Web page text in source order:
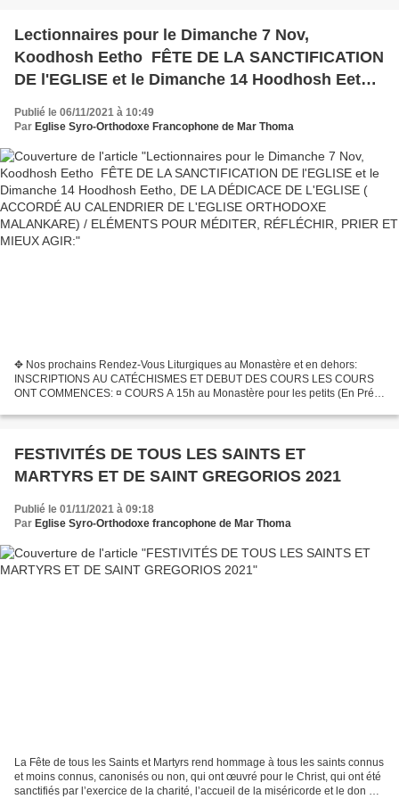
Lectionnaires pour le Dimanche 7 Nov,
Koodhosh Eetho FÊTE DE LA SANCTIFICATION
DE l'EGLISE et le Dimanche 14 Hoodhosh Eetho,
CALENDRIER DE L'EGLISE ORTHODOXE
RÉFLÉCHIR, PRIER ET MIEUX AGIR:
Publié le 06/11/2021 à 10:49
Par Eglise Syro-Orthodoxe Francophone de Mar Thoma
✥ Nos prochains Rendez-Vous Liturgiques au Monastère et en dehors:
INSCRIPTIONS AU CATÉCHISMES ET DEBUT DES COURS LES COURS
ONT COMMENCES: ¤ COURS A 15h au Monastère pour les petits (En Pré-
FESTIVITÉS DE TOUS LES SAINTS ET
MARTYRS ET DE SAINT GREGORIOS 2021
Publié le 01/11/2021 à 09:18
Par Eglise Syro-Orthodoxe francophone de Mar Thoma
La Fête de tous les Saints et Martyrs rend hommage à tous les saints connus
et moins connus, canonisés ou non, qui ont œuvré pour le Christ, qui ont été
sanctifiés par l’exercice de la charité, l’accueil de la miséricorde et le don de